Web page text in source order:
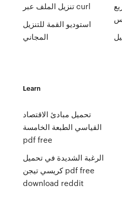
تنزيل الملف عبر curl
استوديو القمة للتنزيل
المجاني
Learn
تحميل مبادئ الاقتصاد
القياسي الطبعة الخامسة
pdf free
الرغبة الشديدة في تحميل
كريسي تيجن pdf free
download reddit